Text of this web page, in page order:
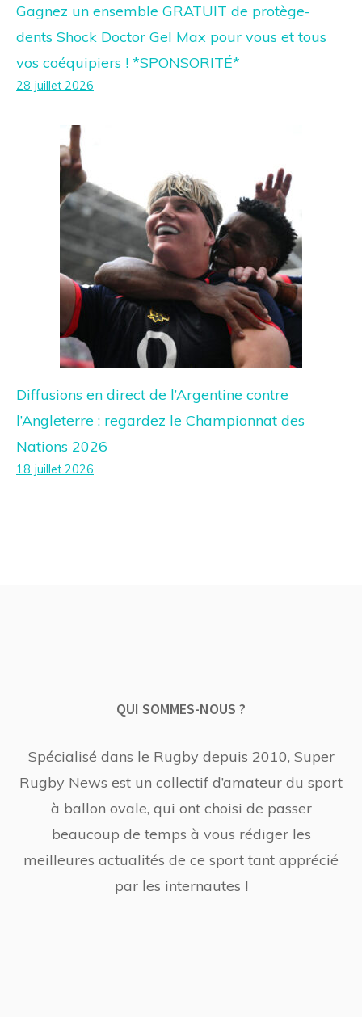
Gagnez un ensemble GRATUIT de protège-
dents Shock Doctor Gel Max pour vous et tous
vos coéquipiers ! *SPONSORITÉ*
28 juillet 2026
Diffusions en direct de l’Argentine contre
l’Angleterre : regardez le Championnat des
Nations 2026
18 juillet 2026
QUI SOMMES-NOUS ?
Spécialisé dans le Rugby depuis 2010, Super
Rugby News est un collectif d’amateur du sport
à ballon ovale, qui ont choisi de passer
beaucoup de temps à vous rédiger les
meilleures actualités de ce sport tant apprécié
par les internautes !